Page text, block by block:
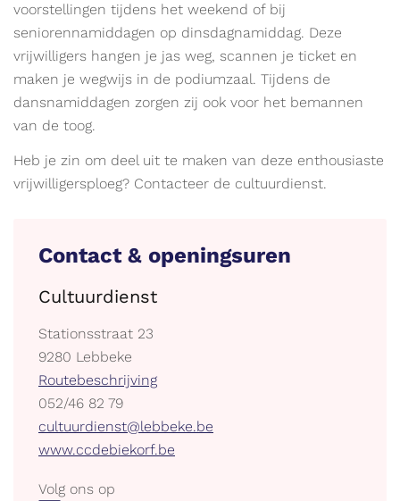
voorstellingen tijdens het weekend of bij
seniorennamiddagen op dinsdagnamiddag. Deze
vrijwilligers hangen je jas weg, scannen je ticket en
maken je wegwijs in de podiumzaal. Tijdens de
dansnamiddagen zorgen zij ook voor het bemannen
van de toog.
Heb je zin om deel uit te maken van deze enthousiaste
vrijwilligersploeg? Contacteer de cultuurdienst.
Contact & openingsuren
Cultuurdienst
Adres
Stationsstraat 23
,
9280 Lebbeke
Stratenplan
Routebeschrijving
tel.
052/46 82 79
E-
mail
cultuurdienst@lebbeke.be
Website
www.ccdebiekorf.be
Volg ons op